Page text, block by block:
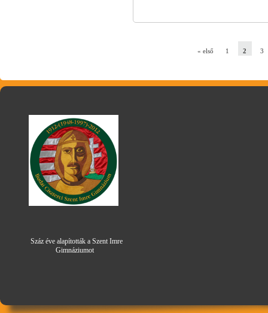
« első 1 2 3
Száz éve alapították a Szent Imre
Gimnáziumot